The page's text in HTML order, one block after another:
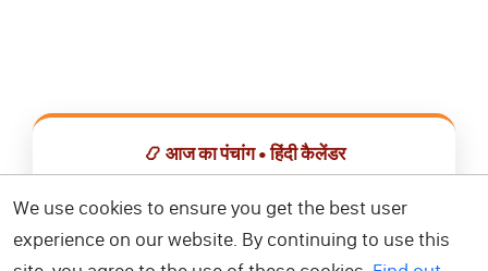
📿 आज का पंचांग • हिंदी कैलेंडर
📅 हिंदी कैलेंडर ऐप डाउनलोड करें
We use cookies to ensure you get the best user
experience on our website. By continuing to use this